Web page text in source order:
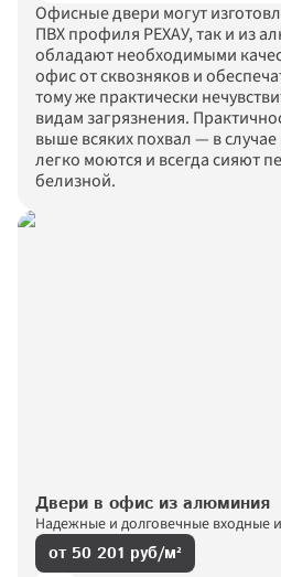
Офисные двери могут
ПВХ профиля РЕХАУ, так и из
обладают необходимыми
офис от сквозняков и
тому же практически
видам загрязнения.
выше всяких похвал — в
легко моются и всегда сияют
белизной.
Двери в офис из алюминия
Надежные и долговечные входные
от 50 201 руб/м²